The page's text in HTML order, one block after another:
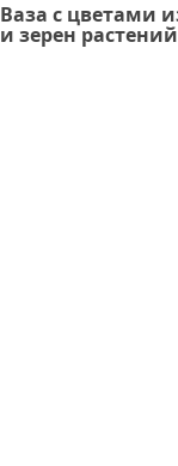
Ваза с цветами
и зерен растений